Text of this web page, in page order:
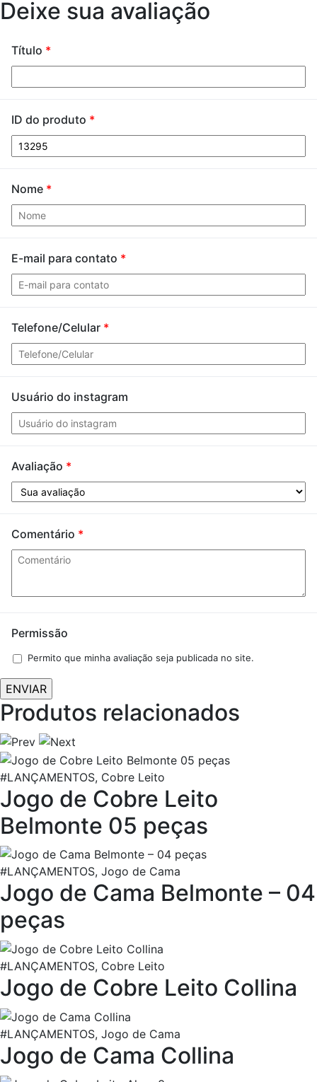
Deixe sua avaliação
Título *
ID do produto *
Nome *
E-mail para contato *
Telefone/Celular *
Usuário do instagram
Avaliação *
Comentário *
Permissão
Permito que minha avaliação seja publicada no site.
Produtos relacionados
#LANÇAMENTOS, Cobre Leito
Jogo de Cobre Leito
Belmonte 05 peças
#LANÇAMENTOS, Jogo de Cama
Jogo de Cama Belmonte – 04
peças
#LANÇAMENTOS, Cobre Leito
Jogo de Cobre Leito Collina
#LANÇAMENTOS, Jogo de Cama
Jogo de Cama Collina